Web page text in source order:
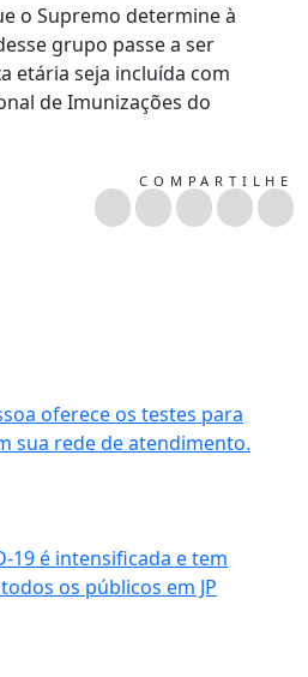
o Supremo determine à
grupo passe a ser
etária seja incluída com
de Imunizações do
COMPARTILHE
oferece os testes para
sua rede de atendimento.
19 é intensificada e tem
os públicos em JP